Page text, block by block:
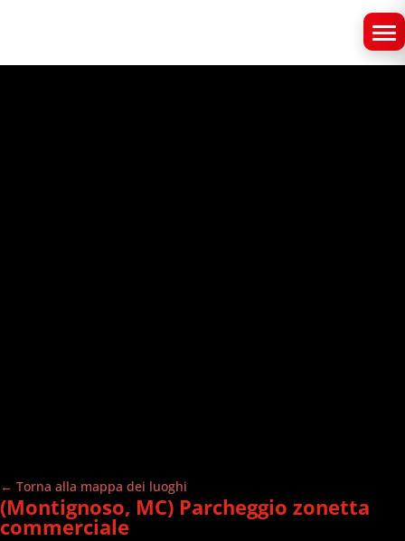
← Torna alla mappa dei luoghi
(Montignoso, MC) Parcheggio zonetta
commerciale